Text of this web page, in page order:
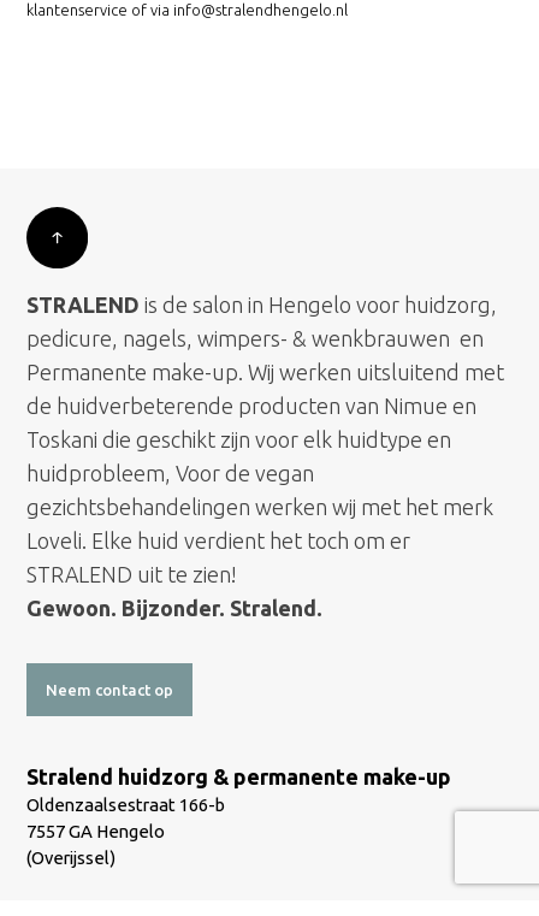
klantenservice of via info@stralendhengelo.nl
STRALEND is de salon in Hengelo voor huidzorg,
pedicure, nagels, wimpers- & wenkbrauwen en
Permanente make-up. Wij werken uitsluitend met
de huidverbeterende producten van Nimue en
Toskani die geschikt zijn voor elk huidtype en
huidprobleem, Voor de vegan
gezichtsbehandelingen werken wij met het merk
Loveli. Elke huid verdient het toch om er
STRALEND uit te zien!
Gewoon. Bijzonder. Stralend.
Neem contact op
Stralend huidzorg & permanente make-up
Oldenzaalsestraat 166-b
7557 GA Hengelo
(Overijssel)